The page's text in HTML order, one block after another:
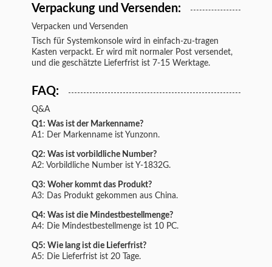
Verpackung und Versenden:
Verpacken und Versenden
Tisch für Systemkonsole wird in einfach-zu-tragen
Kasten verpackt. Er wird mit normaler Post versendet,
und die geschätzte Lieferfrist ist 7-15 Werktage.
FAQ:
Q&A
Q1: Was ist der Markenname?
A1: Der Markenname ist Yunzonn.
Q2: Was ist vorbildliche Number?
A2: Vorbildliche Number ist Y-1832G.
Q3: Woher kommt das Produkt?
A3: Das Produkt gekommen aus China.
Q4: Was ist die Mindestbestellmenge?
A4: Die Mindestbestellmenge ist 10 PC.
Q5: Wie lang ist die Lieferfrist?
A5: Die Lieferfrist ist 20 Tage.